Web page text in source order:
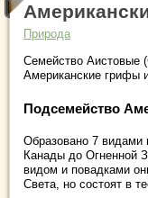
Природа
Семейство Аистовые
Американские грифы
Подсемейство
Образовано 7 видами
Канады до Огненной
видом и повадками
Света, но состоят в